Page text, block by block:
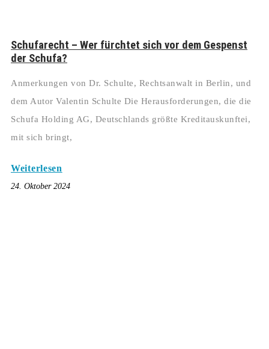
Schufarecht – Wer fürchtet sich vor dem Gespenst
der Schufa?
Anmerkungen von Dr. Schulte, Rechtsanwalt in Berlin, und
dem Autor Valentin Schulte Die Herausforderungen, die die
Schufa Holding AG, Deutschlands größte Kreditauskunftei,
mit sich bringt,
Weiterlesen
24. Oktober 2024